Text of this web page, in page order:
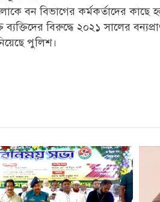
বন বিভাগের কর্মকর্তাদের কাছে
বিরুদ্ধে ২০২১ সালের
পুলিশ।